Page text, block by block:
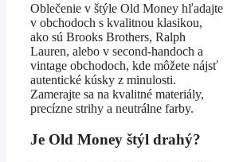
Oblečenie v štýle Old Money hľadajte
v obchodoch s kvalitnou klasikou,
ako sú Brooks Brothers, Ralph
Lauren, alebo v second-handoch a
vintage obchodoch, kde môžete nájsť
autentické kúsky z minulosti.
Zamerajte sa na kvalitné materiály,
precízne strihy a neutrálne farby.
Je Old Money štýl drahý?